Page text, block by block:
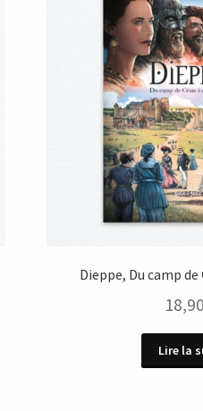
Dieppe, Du camp
18,90
Lire la